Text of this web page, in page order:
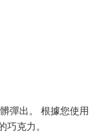
彈出。 根據您使用
巧克力。